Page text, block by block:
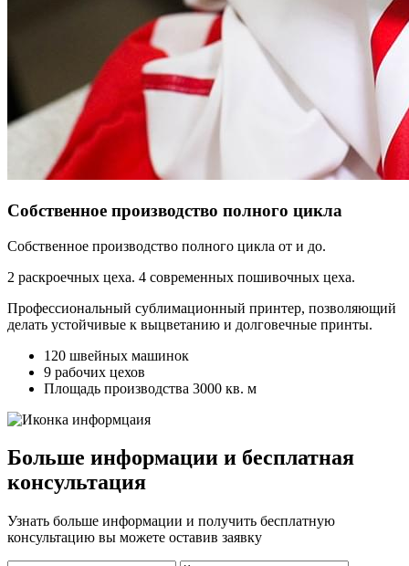
Собственное производство полного цикла
Собственное производство полного цикла от и до.
2 раскроечных цеха. 4 современных пошивочных цеха.
Профессиональный сублимационный принтер, позволяющий
делать устойчивые к выцветанию и долговечные принты.
120 швейных машинок
9 рабочих цехов
Площадь производства 3000 кв. м
Больше информации и бесплатная
консультация
Узнать больше информации и получить бесплатную
консультацию вы можете оставив заявку